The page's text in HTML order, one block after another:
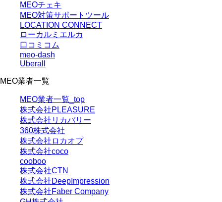
MEOチェキ
MEO対策サポートツール
LOCATION CONNECT
ローカルミエルカ
口コミコム
meo-dash
Uberall
MEO業者一覧
MEO業者一覧_top
株式会社PLEASURE
株式会社リカバリー
360株式会社
株式会社ロカオプ
株式会社coco
cooboo
株式会社CTN
株式会社DeepImpression
株式会社Faber Company